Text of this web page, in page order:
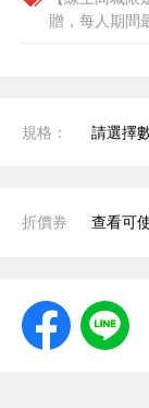
贈，每人期間
規格： 請選擇
折價券 查看可